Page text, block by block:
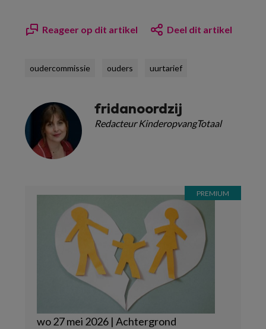
Reageer op dit artikel Deel dit artikel
oudercommissie ouders uurtarief
fridanoordzij
Redacteur KinderopvangTotaal
wo 27 mei 2026 | Achtergrond